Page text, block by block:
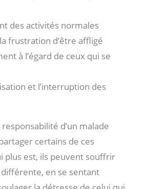
des activités normales
frustration d’être affligé
à l’égard de ceux qui se
et l’interruption des
d’un malade
certains de ces
plus est, ils peuvent souffrir
différente, en se sentant